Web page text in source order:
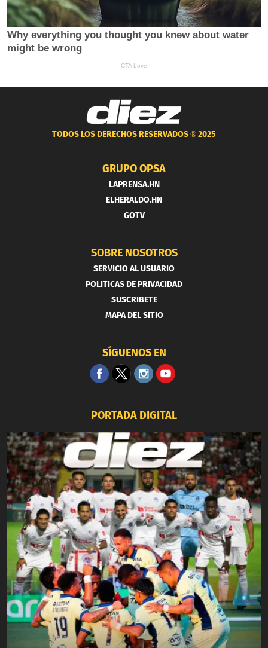
TODOS LOS DERECHOS RESERVADOS ®2025
GRUPO OPSA
LAPRENSA.HN
ELHERALDO.HN
GOTV
SOBRE NOSOTROS
SERVICIO AL USUARIO
POLITICAS DE PRIVACIDAD
SUSCRIBETE
MAPA DEL SITIO
SÍGUENOS EN
PORTADA DIGITAL